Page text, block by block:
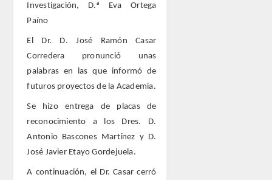
DE MÉRITO
HONOR
ACTIVIDADES
ACTIVIDADES REALIZADAS
Investigación, D.ª Eva Ortega
Paíno
El Dr. D. José Ramón Casar
Corredera pronunció unas
palabras en las que informó de
futuros proyectos de la Academia.
Se hizo entrega de placas de
reconocimiento a los Dres. D.
Antonio Bascones Martínez y D.
José Javier Etayo Gordejuela.
A continuación, el Dr. Casar cerró